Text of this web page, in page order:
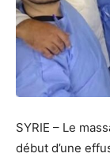
SYRIE – Le
début d’une